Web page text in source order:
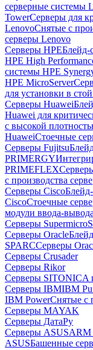
серверные системы
TowerСерверы для
LenovoСнятые с
серверы Lenovo
Серверы HPEБлейд-
HPE High
системы HPE
HPE MicroServer
для установки в
Серверы Huawei
Huawei для
с высокой
HuaweiСтоечные
Серверы Fujitsu
PRIMERGY
PRIMEFLEX
с производства
Серверы Cisco
CiscoСтоечные
модули ввода-
Серверы Supermicro
Серверы Oracle
SPARCСерверы
Серверы Crusader
Серверы Rikor
Серверы SITONICA
Серверы IBMIBM
IBM PowerСнятые с
Серверы MAYAK
Серверы ДатаРу
Серверы ASUSARM
ASUSБашенные